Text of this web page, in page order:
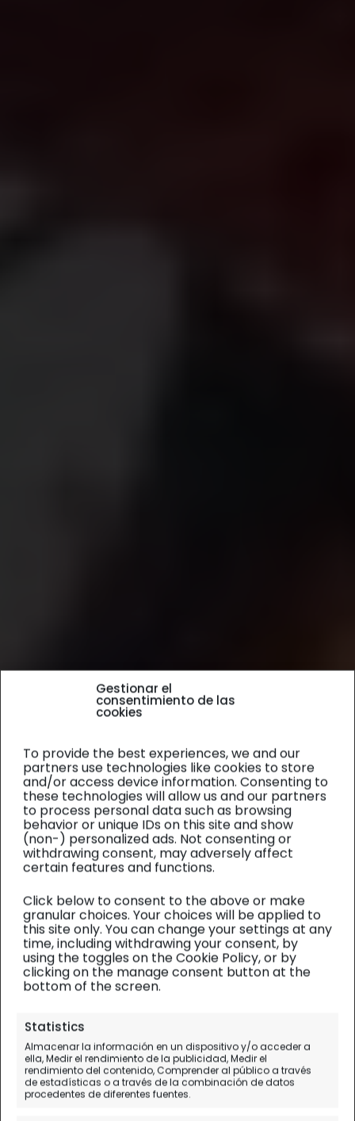
Gestionar el
consentimiento de las
cookies
To provide the best experiences, we and our
partners use technologies like cookies to store
and/or access device information. Consenting to
these technologies will allow us and our partners
to process personal data such as browsing
behavior or unique IDs on this site and show
(non-) personalized ads. Not consenting or
withdrawing consent, may adversely affect
certain features and functions.
Click below to consent to the above or make
granular choices. Your choices will be applied to
this site only. You can change your settings at any
time, including withdrawing your consent, by
using the toggles on the Cookie Policy, or by
clicking on the manage consent button at the
bottom of the screen.
Statistics
Almacenar la información en un dispositivo y/o acceder a
ella, Medir el rendimiento de la publicidad, Medir el
rendimiento del contenido, Comprender al público a través
de estadísticas o a través de la combinación de datos
procedentes de diferentes fuentes.
Korakuen de Okayama,
Hiroshima y Miyajima